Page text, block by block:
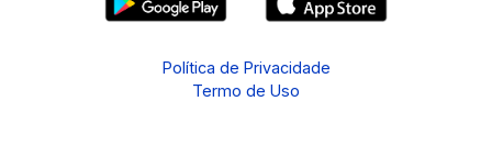
Política de Privacidade
Termo de Uso